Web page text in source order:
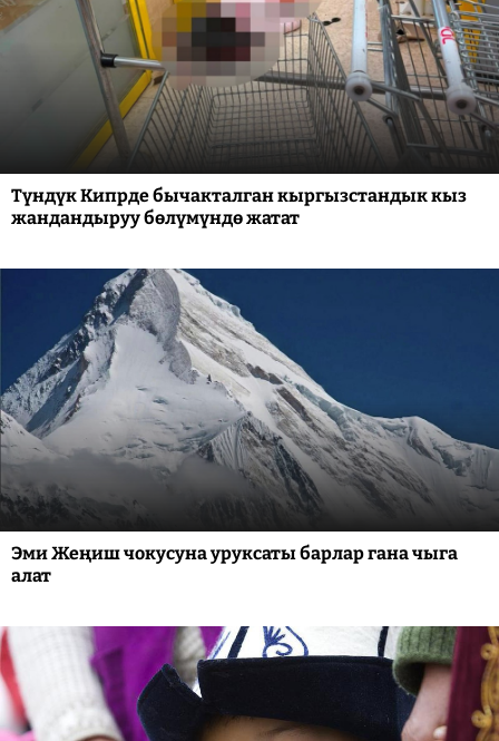
Түндүк Кипрде бычакталган кыргызстандык кыз
жандандыруу бөлүмүндө жатат
Эми Жеңиш чокусуна уруксаты барлар гана чыга
алат